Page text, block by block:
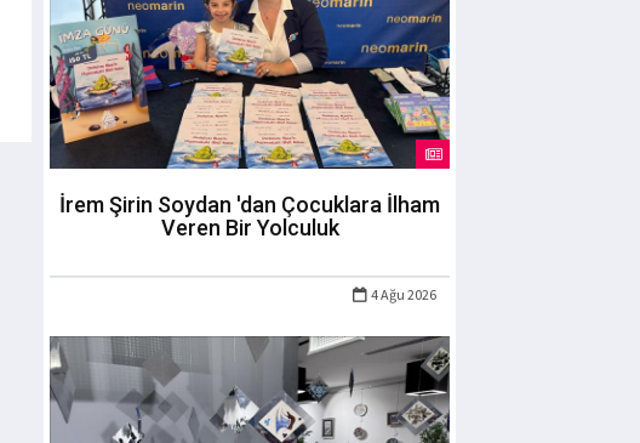
İrem Şirin Soydan 'dan Çocuklara İlham
Veren Bir Yolculuk
4 Ağu 2026